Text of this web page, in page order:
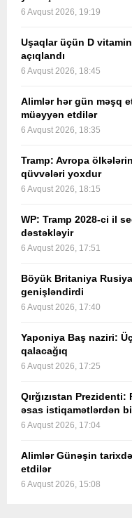
6 Avqust 2026, 19:19
Uşaqlar üçün D
açıqlandı
6 Avqust 2026, 18:45
Alimlər hər gün məşq
müəyyən etdilər
6 Avqust 2026, 18:35
Tramp: Avropa
qüvvələri yoxdur
6 Avqust 2026, 18:15
WP: Tramp 2028-ci il
dəstəkləyir
6 Avqust 2026, 17:51
Böyük Britaniya
genişləndirdi
6 Avqust 2026, 17:40
Yaponiya Baş naziri:
qalacağıq
6 Avqust 2026, 17:25
Qırğızıstan Prezidenti:
əsas istiqamətlərdən
6 Avqust 2026, 17:04
Alimlər Günəşin
etdilər
6 Avqust 2026, 15:08